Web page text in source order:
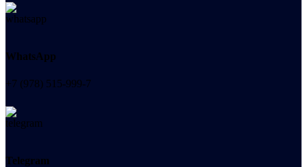
WhatsApp
+7 (978) 515-999-7
Telegram